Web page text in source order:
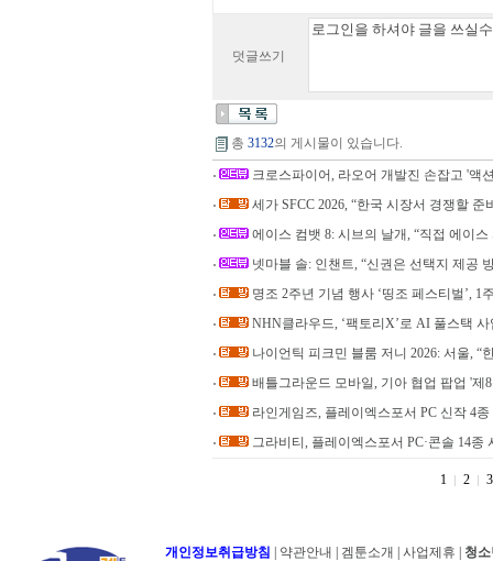
덧글쓰기
총 3132의 게시물이 있습니다.
크로스파이어, 라오어 개발진 손잡고 '액
세가 SFCC 2026, “한국 시장서 경쟁할 준
에이스 컴뱃 8: 시브의 날개, “직접 에이
넷마블 솔: 인챈트, “신권은 선택지 제공
명조 2주년 기념 행사 ‘띵조 페스티벌’, 1
NHN클라우드, ‘팩토리X’로 AI 풀스택
나이언틱 피크민 블룸 저니 2026: 서울, “
배틀그라운드 모바일, 기아 협업 팝업 '제
라인게임즈, 플레이엑스포서 PC 신작 4
그라비티, 플레이엑스포서 PC·콘솔 14종
1 2 3
개인정보취급방침 약관안내 겜툰소개 사업제휴
청